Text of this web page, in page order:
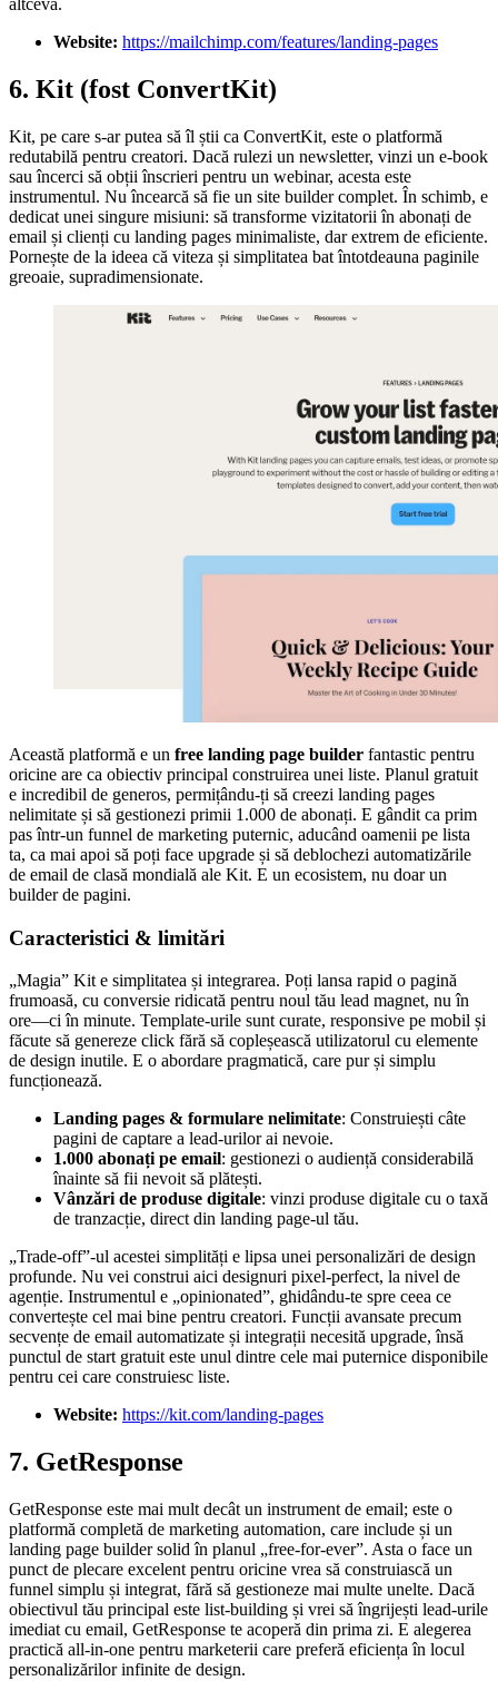
altceva.
Website: https://mailchimp.com/features/landing-pages
6. Kit (fost ConvertKit)
Kit, pe care s-ar putea să îl știi ca ConvertKit, este o platformă
redutabilă pentru creatori. Dacă rulezi un newsletter, vinzi un e-book
sau încerci să obții înscrieri pentru un webinar, acesta este
instrumentul. Nu încearcă să fie un site builder complet. În schimb, e
dedicat unei singure misiuni: să transforme vizitatorii în abonați de
email și clienți cu landing pages minimaliste, dar extrem de eficiente.
Pornește de la ideea că viteza și simplitatea bat întotdeauna paginile
greoaie, supradimensionate.
Această platformă e un free landing page builder fantastic pentru
oricine are ca obiectiv principal construirea unei liste. Planul gratuit
e incredibil de generos, permițându-ți să creezi landing pages
nelimitate și să gestionezi primii 1.000 de abonați. E gândit ca prim
pas într-un funnel de marketing puternic, aducând oamenii pe lista
ta, ca mai apoi să poți face upgrade și să deblochezi automatizările
de email de clasă mondială ale Kit. E un ecosistem, nu doar un
builder de pagini.
Caracteristici & limitări
„Magia” Kit e simplitatea și integrarea. Poți lansa rapid o pagină
frumoasă, cu conversie ridicată pentru noul tău lead magnet, nu în
ore—ci în minute. Template-urile sunt curate, responsive pe mobil și
făcute să genereze click fără să copleșească utilizatorul cu elemente
de design inutile. E o abordare pragmatică, care pur și simplu
funcționează.
Landing pages & formulare nelimitate: Construiești câte
pagini de captare a lead-urilor ai nevoie.
1.000 abonați pe email: gestionezi o audiență considerabilă
înainte să fii nevoit să plătești.
Vânzări de produse digitale: vinzi produse digitale cu o taxă
de tranzacție, direct din landing page-ul tău.
„Trade-off”-ul acestei simplități e lipsa unei personalizări de design
profunde. Nu vei construi aici designuri pixel-perfect, la nivel de
agenție. Instrumentul e „opinionated”, ghidându-te spre ceea ce
convertește cel mai bine pentru creatori. Funcții avansate precum
secvențe de email automatizate și integrații necesită upgrade, însă
punctul de start gratuit este unul dintre cele mai puternice disponibile
pentru cei care construiesc liste.
Website: https://kit.com/landing-pages
7. GetResponse
GetResponse este mai mult decât un instrument de email; este o
platformă completă de marketing automation, care include și un
landing page builder solid în planul „free-for-ever”. Asta o face un
punct de plecare excelent pentru oricine vrea să construiască un
funnel simplu și integrat, fără să gestioneze mai multe unelte. Dacă
obiectivul tău principal este list-building și vrei să îngrijești lead-urile
imediat cu email, GetResponse te acoperă din prima zi. E alegerea
practică all-in-one pentru marketerii care preferă eficiența în locul
personalizărilor infinite de design.